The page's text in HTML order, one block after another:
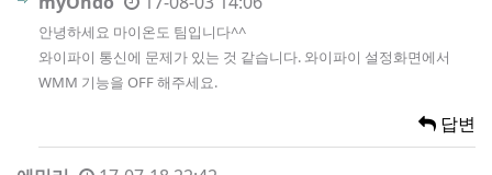
안녕하세요 마이온도 팀입니다^^
와이파이 통신에 문제가 있는 것 같습니다. 와이파이 설정화면에서
WMM 기능을 OFF 해주세요.
답변